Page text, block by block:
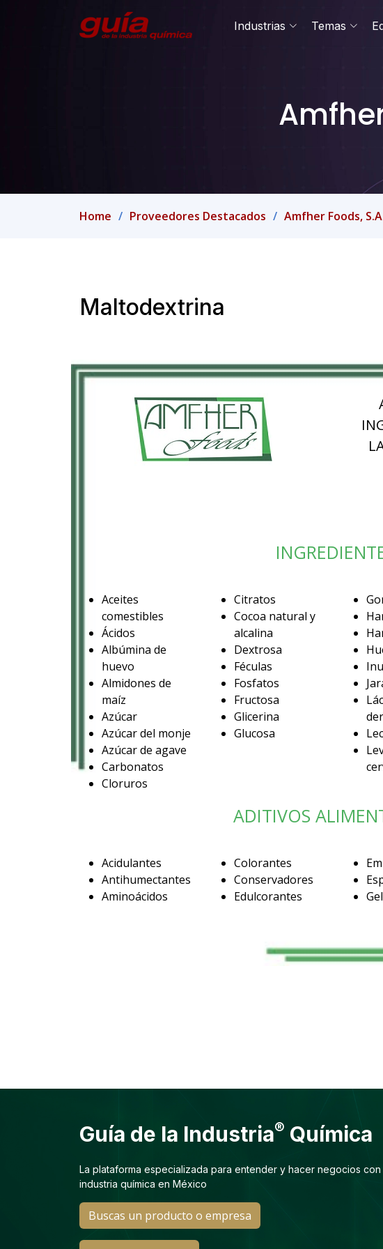
Industrias Temas
Home Proveedores Destacados Amfher Foods,
Maltodextrina
Aceites
comestibles
Ácidos
Albúmina de
huevo
Almidones de
maíz
Azúcar
Azúcar del monje
Azúcar de agave
Carbonatos
Cloruros
Citratos
Cocoa natural y
alcalina
Dextrosa
Féculas
Fosfatos
Fructosa
Glicerina
Glucosa
ADITIVOS
Acidulantes
Antihumectantes
Aminoácidos
Colorantes
Conservadores
Edulcorantes
Guía de la Industria® Química
La plataforma especializada para entender y hacer negocios con
industria química en México
Buscas un producto o empresa